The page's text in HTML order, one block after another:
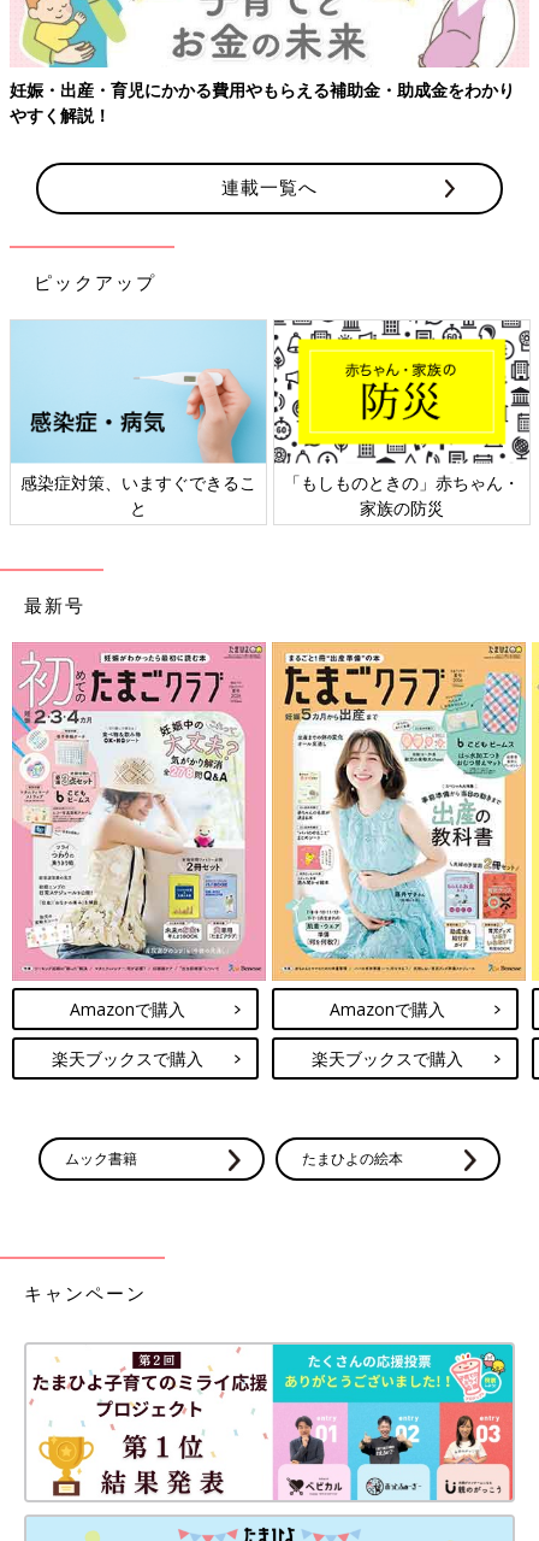
妊娠・出産・育児にかかる費用やもらえる補助金・助成金をわかり
やすく解説！
連載一覧へ
ピックアップ
感染症対策、いますぐできるこ
と
「もしものときの」赤ちゃん・
家族の防災
最新号
Amazonで購入
楽天ブックスで購入
Amazonで購入
楽天ブックスで購入
ムック書籍 たまひよの絵本
キャンペーン